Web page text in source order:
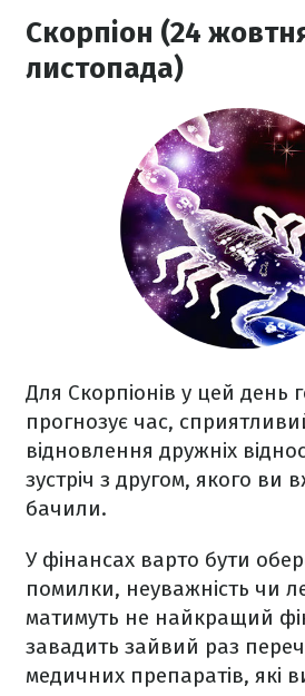
Скорпіон (24
листопада)
Для Скорпіонів у цей день
прогнозує час,
відновлення дружніх
зустріч з другом, якого ви
бачили.
У фінансах варто бути
помилки, неуважність чи
матимуть не найкращий
завадить зайвий раз
медичних препаратів, які